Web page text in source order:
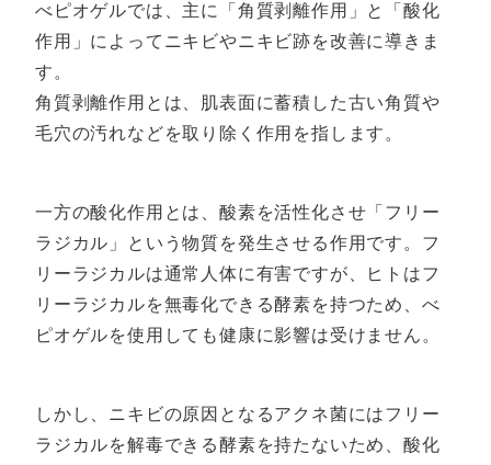
べピオゲルでは、主に「角質剥離作用」と「酸化
作用」によってニキビやニキビ跡を改善に導きま
す。
角質剥離作用とは、肌表面に蓄積した古い角質や
毛穴の汚れなどを取り除く作用を指します。
一方の酸化作用とは、酸素を活性化させ「フリー
ラジカル」という物質を発生させる作用です。フ
リーラジカルは通常人体に有害ですが、ヒトはフ
リーラジカルを無毒化できる酵素を持つため、べ
ピオゲルを使用しても健康に影響は受けません。
しかし、ニキビの原因となるアクネ菌にはフリー
ラジカルを解毒できる酵素を持たないため、酸化